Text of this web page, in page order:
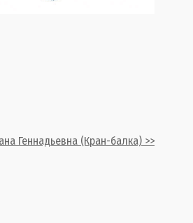
Геннадьевна (Кран-балка) >>